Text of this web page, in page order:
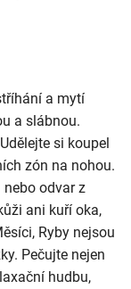
a mytí
a slábnou.
si koupel
zón na nohou.
odvar z
ani kuří oka,
Ryby nejsou
Pečujte nejen
hudbu,